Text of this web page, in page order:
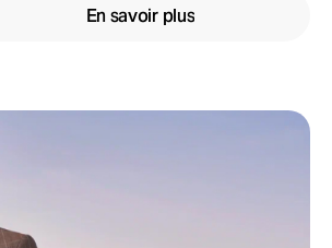
En savoir plus